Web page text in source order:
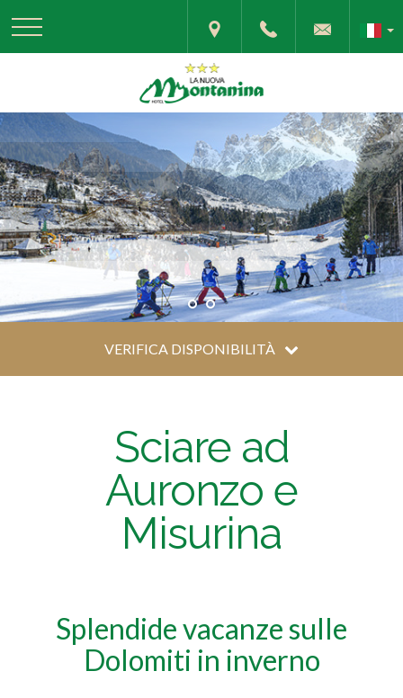
VERIFICA DISPONIBILITÀ
Sciare ad
Auronzo e
Misurina
Splendide vacanze sulle
Dolomiti in inverno